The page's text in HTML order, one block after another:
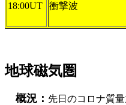
18:00UT 衝撃波
地球磁気圏
概況： 先日のコロナ質